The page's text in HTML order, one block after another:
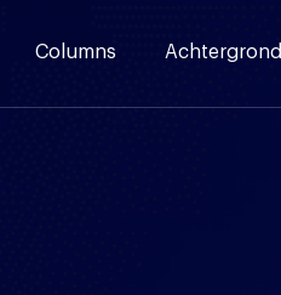
Columns Achtergrond